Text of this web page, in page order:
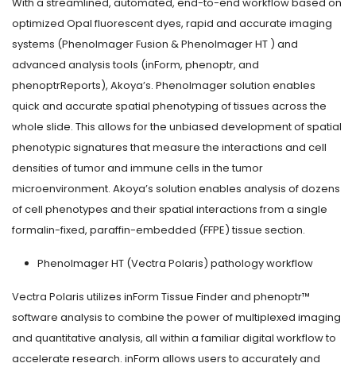
optimized Opal fluorescent dyes, rapid and accurate imaging
systems (PhenoImager Fusion & PhenoImager HT ) and
advanced analysis tools (inForm, phenoptr, and
phenoptrReports), Akoya’s. PhenoImager solution enables
quick and accurate spatial phenotyping of tissues across the
whole slide. This allows for the unbiased development of spatial
phenotypic signatures that measure the interactions and cell
densities of tumor and immune cells in the tumor
microenvironment. Akoya’s solution enables analysis of dozens
of cell phenotypes and their spatial interactions from a single
formalin-fixed, paraffin-embedded (FFPE) tissue section.
PhenoImager HT (Vectra Polaris) pathology workflow
Vectra Polaris utilizes inForm Tissue Finder and phenoptr™
software analysis to combine the power of multiplexed imaging
and quantitative analysis, all within a familiar digital workflow to
accelerate research. inForm allows users to accurately and